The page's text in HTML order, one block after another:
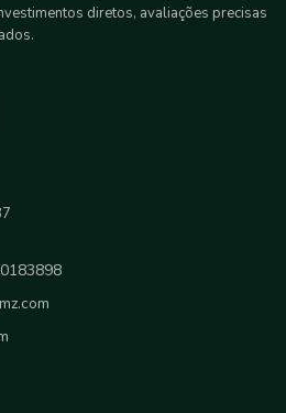
diretos, avaliações precisas